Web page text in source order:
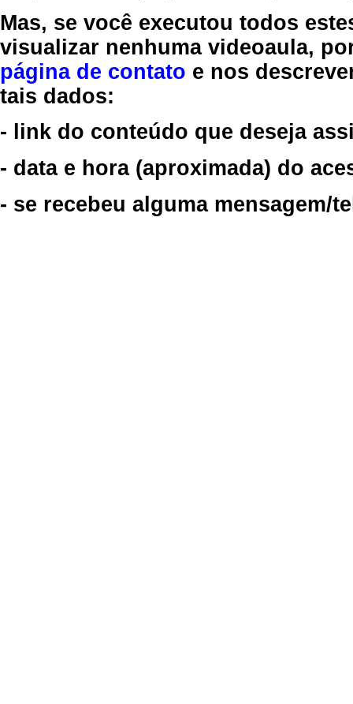
Mas, se você executou todos
visualizar nenhuma videoaula,
página de contato e nos
tais dados:
- link do conteúdo que deseja
- data e hora (aproximada) do
- se recebeu alguma mensagem/